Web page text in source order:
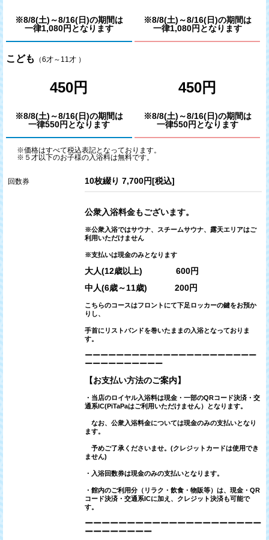
※8/8(土)～8/16(日)の期間は
一律1,080円となります
※8/8(土)～8/16(日)の期間は
一律1,080円となります
こども （6才～11才 ）
450円
※8/8(土)～8/16(日)の期間は
一律550円となります
450円
※8/8(土)～8/16(日)の期間は
一律550円となります
※価格はすべて税込表記となっております。
※５才以下のお子様の入浴料は無料です。
回数券 10枚綴り 7,700円[税込]
公衆入浴料金もございます。
※公衆入浴ではサウナ、スチームサウナ、露天エリアはご
利用いただけません
※支払いは現金のみとなります
大人(12歳以上) 600円
中人(6歳～11歳) 200円
こちらのコースはフロントにて下足ロッカーの鍵をお預か
りし、
手首にリストバンドを巻いたままの入浴となっておりま
す。
ーーーーーーーーーーーーーーーーーーーーーー
ーーーーーーーーーー
【お支払い方法のご案内】
・当店のロイヤル入浴料は現金・一部のQRコード決済・交
通系IC(PiTaPaはご利用いただけません）となります。
なお、公衆入浴料金については現金のみの支払いとなり
ます。
予めご了承くださいませ。(クレジットカードは使用でき
ません)
・入浴回数券は現金のみの支払いとなります。
・館内のご利用分（リラク・飲食・物販等）は、 現金・QR
コード決済・交通系ICに加え、クレジット決済も可能で
す。
ーーーーーーーーーーーーーーーーーーーーー
ーーーーーーーー